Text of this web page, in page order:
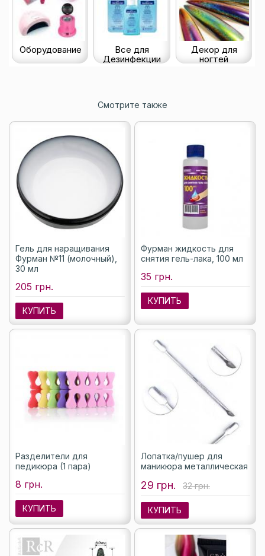
Оборудование
Все для
Дезинфекции
Декор для
ногтей
Смотрите также
Гель для наращивания
Фурман №11 (молочный),
30 мл
205 грн.
КУПИТЬ
Фурман жидкость для
снятия гель-лака, 100 мл
35 грн.
КУПИТЬ
Разделители для
педикюра (1 пара)
8 грн.
КУПИТЬ
Лопатка/пушер для
маникюра металлическая
29 грн. 32 грн.
КУПИТЬ